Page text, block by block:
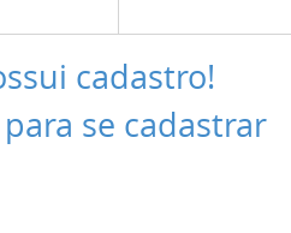
cadastro!
se cadastrar